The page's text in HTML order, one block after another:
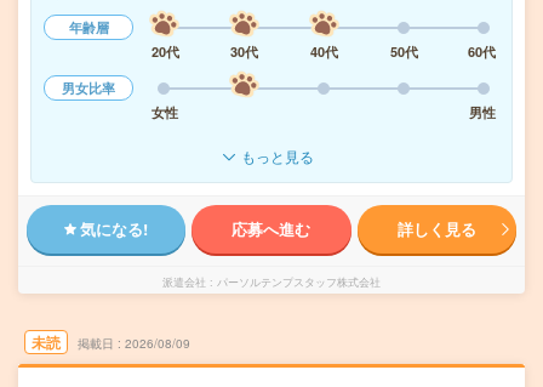
年齢層
20代
30代 40代 50代
60代
男女比率
女性
男性
もっと見る
気になる! 応募へ進む 詳しく見る
派遣会社 パーソルテンプスタッフ株式会社
未読 掲載日 2026/08/09